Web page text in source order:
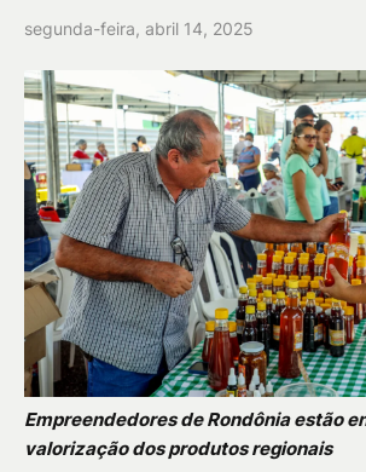
segunda-feira, abril 14, 2025
Empreendedores de Rondônia estão
valorização dos produtos regionais